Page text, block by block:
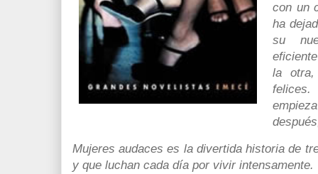
con un
ha
su
la
felices.
Mujeres audaces es la divertida historia de
y que luchan cada día por vivir intensamente.